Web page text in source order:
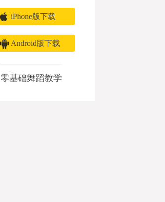
iPhone版下载
Android版下载
零基础舞蹈教学